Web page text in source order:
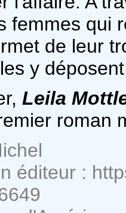
femmes qui
de leur
y
Leila
roman
éditeur :